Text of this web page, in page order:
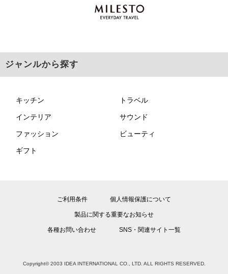
ジャンルから探す
キッチン トラベル
インテリア サウンド
ファッション ビューティ
ギフト
ご利用条件 個人情報保護について
製品に関する重要なお知らせ
各種お問い合わせ SNS・関連サイト一覧
Copyright© 2003 IDEA INTERNATIONAL CO., LTD. ALL RIGHTS RESERVED.